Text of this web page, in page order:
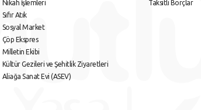
Nikah İşlemleri
Sıfır Atık
Sosyal Market
Çöp Ekspres
Milletin Ekibi
Kültür Gezileri ve Şehitlik Ziyaretleri
Aliağa Sanat Evi (ASEV)
Taksitli Borçlar